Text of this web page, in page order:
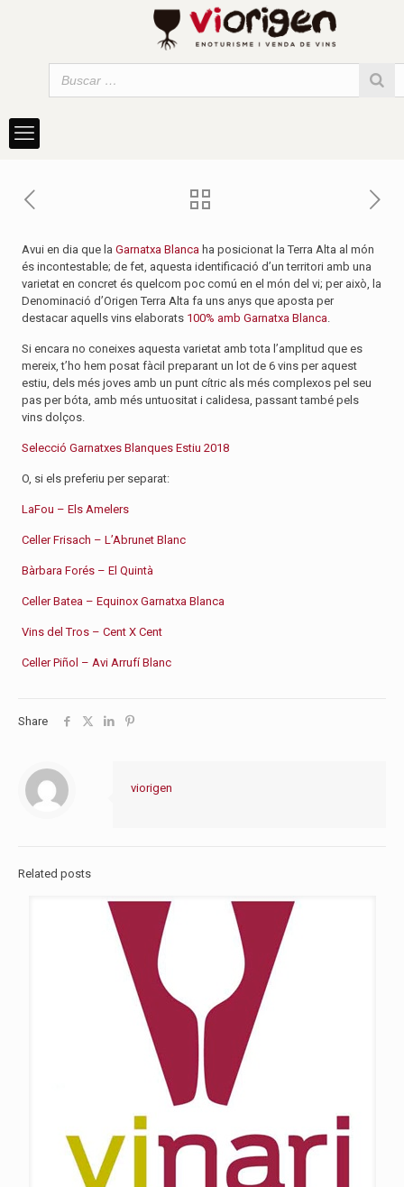
Avui en dia que laGarnatxa Blanca ha posicionat la Terra Alta al món
és incontestable; de fet, aquesta identificació d’un territori amb una
varietat en concret és quelcom poc comú en el món del vi; per això, la
Denominació d’Origen Terra Alta fa uns anys que aposta per
destacar aquells vins elaborats 100% amb Garnatxa Blanca.
Si encara no coneixes aquesta varietat amb tota l’amplitud que es
mereix, t’ho hem posat fàcil preparant un lot de 6 vins per aquest
estiu, dels més joves amb un punt cítric als més complexos pel seu
pas per bóta, amb més untuositat i calidesa, passant també pels
vins dolços.
Selecció Garnatxes Blanques Estiu 2018
O, si els preferiu per separat:
LaFou – Els Amelers
Celler Frisach – L’Abrunet Blanc
Bàrbara Forés – El Quintà
Celler Batea – Equinox Garnatxa Blanca
Vins del Tros – Cent X Cent
Celler Piñol – Avi Arrufí Blanc
Share
viorigen
Related posts